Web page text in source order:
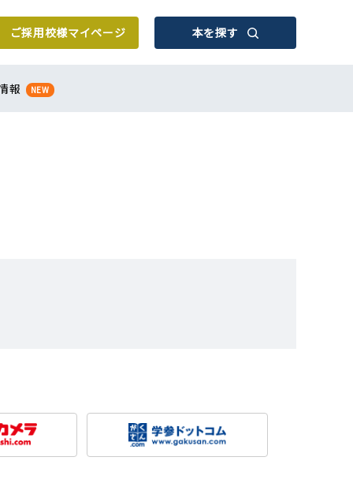
ご採用校様マイページ 本を探す
報 NEW